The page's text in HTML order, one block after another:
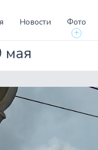
Новости
Фото
+
мая